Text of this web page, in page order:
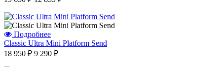
Подробнее
Classic Ultra Mini Platform Send
18 950 ₽ 9 290 ₽